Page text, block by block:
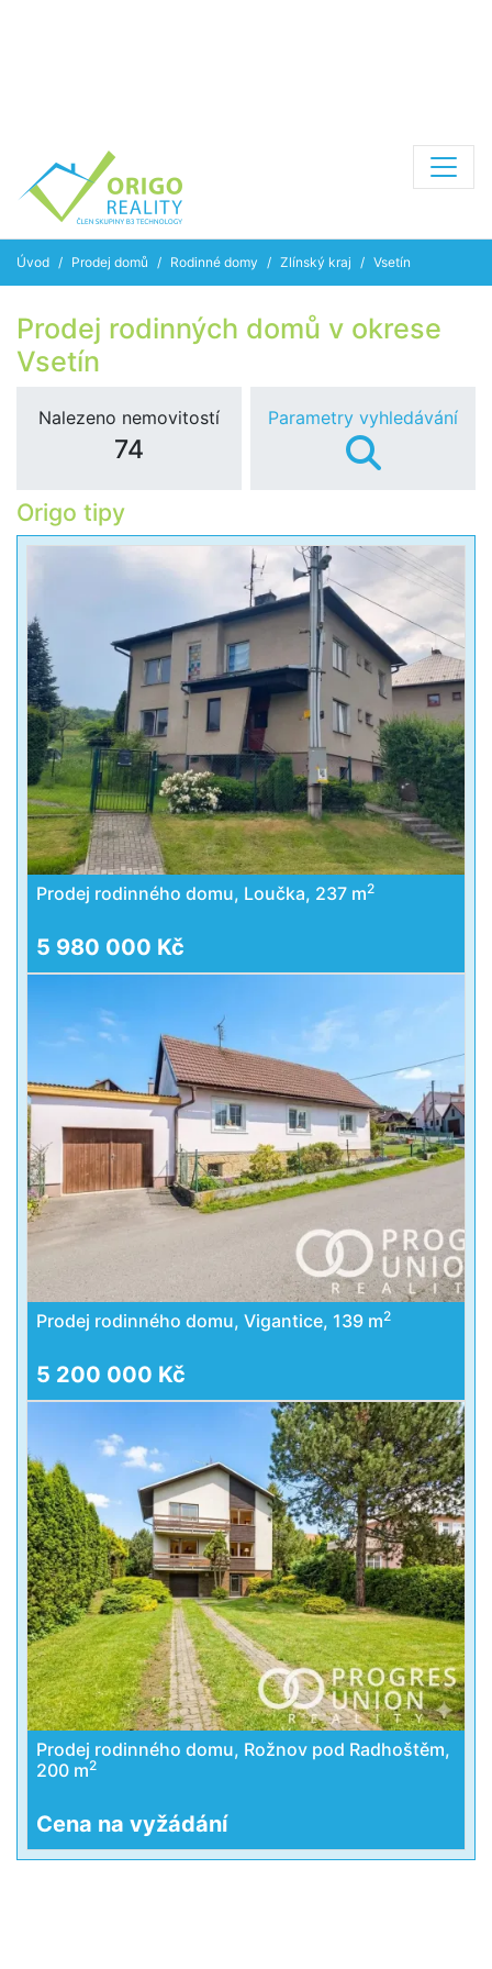
Úvod Prodej domů Rodinné domy Zlínský kraj Vsetín
Prodej rodinných domů v okrese
Vsetín
Nalezeno nemovitostí
74
Parametry vyhledávání
Origo tipy
Prodej rodinného domu, Loučka, 237 m2
5 980 000 Kč
Prodej rodinného domu, Vigantice, 139 m2
5 200 000 Kč
Prodej rodinného domu, Rožnov pod Radhoštěm,
200 m2
Cena na vyžádání